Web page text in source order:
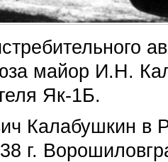
майор И.Н.
Як-1Б.
Калабушкин в
г.